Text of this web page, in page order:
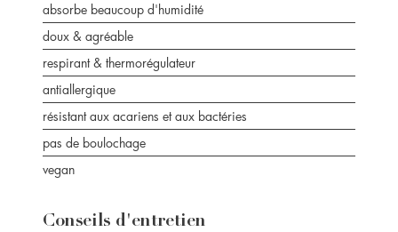
absorbe beaucoup d'humidité
doux & agréable
respirant & thermorégulateur
antiallergique
résistant aux acariens et aux bactéries
pas de boulochage
vegan
Conseils d'entretien